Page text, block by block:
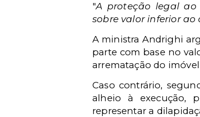
"A proteção legal
sobre valor inferior
A ministra Andrighi
parte com base no
arrematação do
Caso contrário,
alheio à execução,
representar a